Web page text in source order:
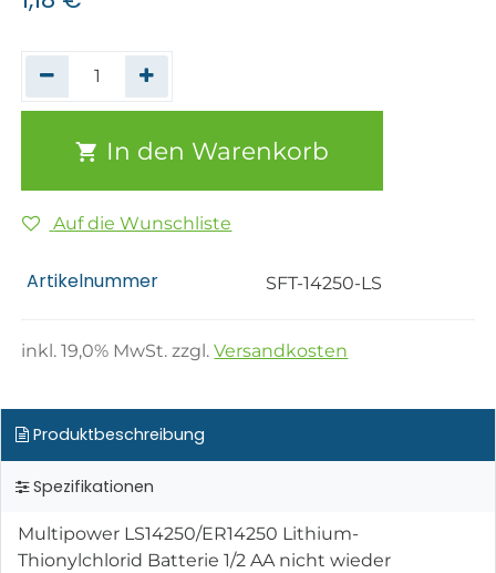
In den Warenkorb
Auf die Wunschliste
Artikelnummer SFT-14250-LS
inkl.19,0% MwSt. zzgl.Versandkosten
Produktbeschreibung
Spezifikationen
Multipower LS14250/ER14250 Lithium-
Thionylchlorid Batterie 1/2 AA nicht wieder